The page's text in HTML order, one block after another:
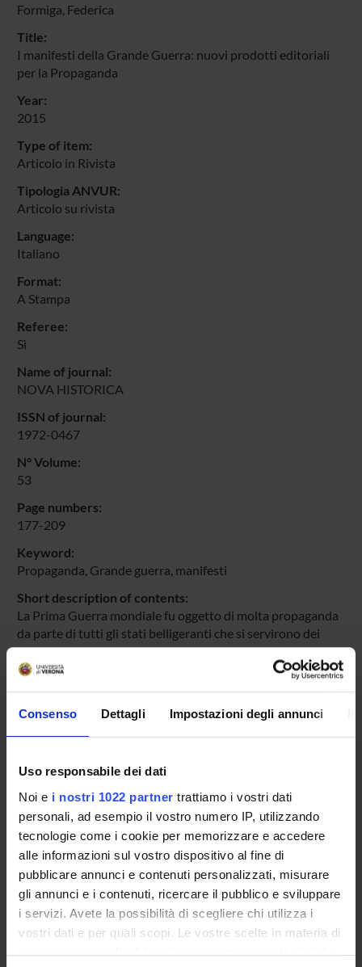
Consenso Dettagli Impostazioni degli annunci
Uso responsabile dei dati
Noi e i nostri 1022 partner trattiamo i vostri dati
personali, ad esempio il vostro numero IP, utilizzando
tecnologie come i cookie per memorizzare e accedere
alle informazioni sul vostro dispositivo al fine di
pubblicare annunci e contenuti personalizzati, misurare
gli annunci e i contenuti, ricercare il pubblico e sviluppare
i servizi. Avete la possibilità di scegliere chi utilizza i
vostri dati e per quali scopi. Le vostre scelte in materia di
privacy sono applicabili solo su questa proprietà digitale
Formiga, Federica
Title:
I manifesti della Grande Guerra: nuovi prodotti editoriali
per la Propaganda
Year:
2015
Type of item:
Articolo in Rivista
Tipologia ANVUR:
Articolo su rivista
Language:
Italiano
Format:
A Stampa
Referee:
Sì
Name of journal:
NOVA HISTORICA
ISSN of journal:
1972-0467
N° Volume:
53
Page numbers:
177-209
Keyword:
Propaganda, Grande guerra, manifesti
Short description of contents:
La Prima Guerra mondiale fu oggetto di molta propaganda
da parte di tutti gli stati belligeranti che si servirono dei
manifesti per arruolare uomini, per raccogliere fondi e per
denigrare il nemico. Il saggio ne fornisce una breve, ma
Product ID:
11562/930240
Last Modified:
October 25, 2022
Bibliographic citation:
Formiga, Federica
I manifesti della Grande Guerra: nuovi
prodotti editoriali per la Propaganda
«NOVA HISTORICA»
, vol.53,2015,pp. 177-209
Consulta la scheda completa presente nelrepository
istituzionale della Ricerca di Ateneo